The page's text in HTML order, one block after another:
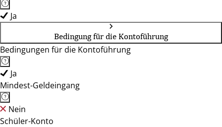
Ja
Bedingung für die Kontoführung
Bedingungen für die Kontoführung
Ja
Mindest-Geldeingang
Nein
Schüler-Konto